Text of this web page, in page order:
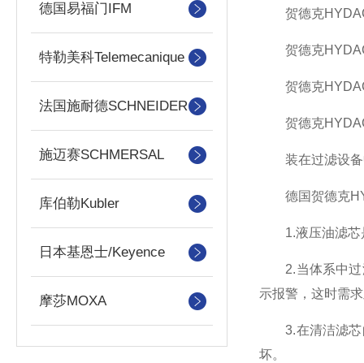
德国易福门IFM
特勒美科Telemecanique
法国施耐德SCHNEIDER
施迈赛SCHMERSAL
库伯勒Kubler
日本基恩士/Keyence
摩莎MOXA
贺德克
贺德克HYDAC
贺德克HYDAC
贺德克
装在过滤设备中
德国贺德克
1.液压油滤芯是
2.当体系中过滤
示报警，这时需
3.在清洁滤芯的
坏。